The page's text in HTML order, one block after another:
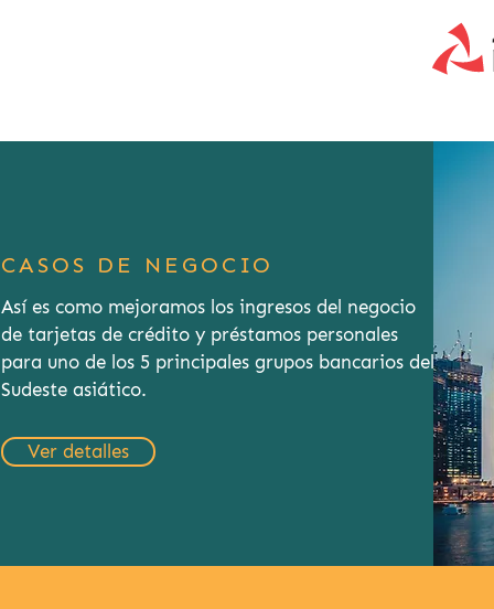
CASOS DE NEGOCIO
Así es como mejoramos los ingresos del negocio
de tarjetas de crédito y préstamos personales
para uno de los 5 principales grupos bancarios del
Sudeste asiático.
Ver detalles